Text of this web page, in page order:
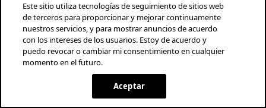
¡descarga la app!
Este sitio utiliza tecnologías de seguimiento de sitios web
de terceros para proporcionar y mejorar continuamente
nuestros servicios, y para mostrar anuncios de acuerdo
con los intereses de los usuarios. Estoy de acuerdo y
puedo revocar o cambiar mi consentimiento en cualquier
momento en el futuro.
Aceptar